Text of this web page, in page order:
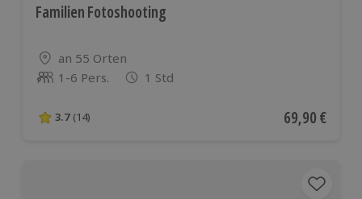
Familien Fotoshooting
Standort
an 55 Orten
Anzahl der Teilnehmer
1-6 Pers. 1 Std
3.7 von 5 Sternen basierend auf 14 Bewertungen
3.7 (14) Aktueller
69,90 €